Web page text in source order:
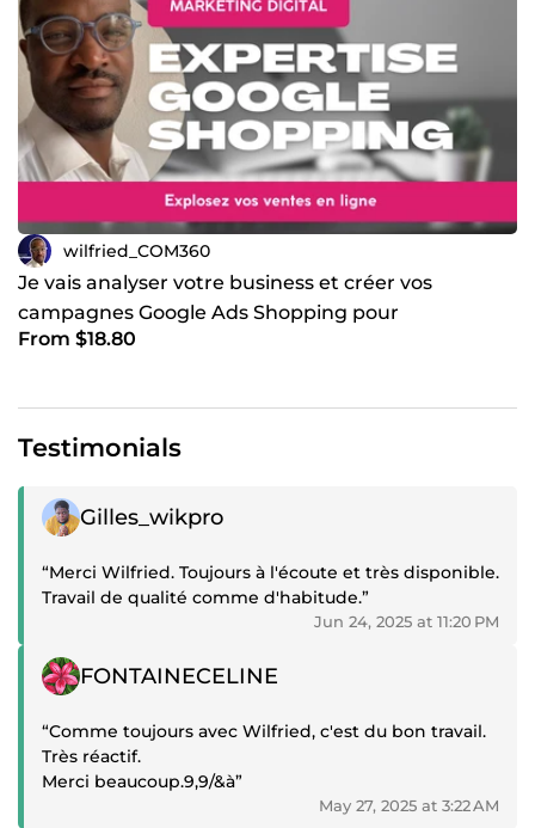
wilfried_COM360
Je vais analyser votre business et créer vos
campagnes Google Ads Shopping pour
Ecommerce
From $18.80
Testimonials
Positive review
Gilles_wikpro
“Merci Wilfried. Toujours à l'écoute et très disponible.
Travail de qualité comme d'habitude.”
Jun 24, 2025 at 11:20 PM
Positive review
FONTAINECELINE
“Comme toujours avec Wilfried, c'est du bon travail.
Très réactif.
Merci beaucoup.9,9/&à”
May 27, 2025 at 3:22 AM